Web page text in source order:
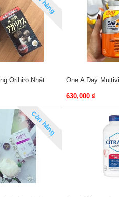
Orihiro Nhật
One A Day
630,000 ₫
Còn hàng